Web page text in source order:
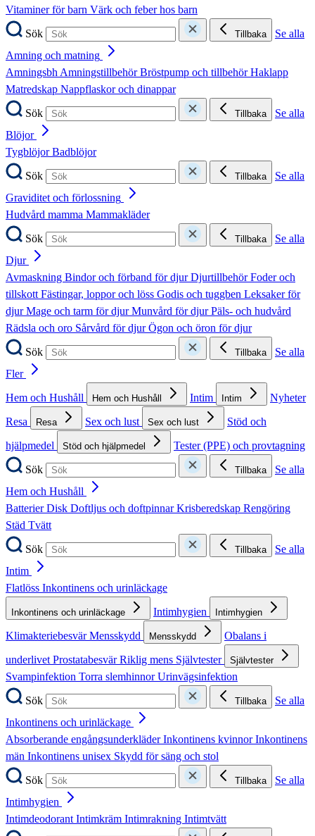
Vitaminer för barn Värk och feber hos barn
Sök
Tillbaka
Se alla
Amning och matning
AmningsbhAmningstillbehörBröstpump och tillbehörHaklapp
Matredskap Nappflaskor och dinappar
Sök
Tillbaka
Se alla
Blöjor
TygblöjorBadblöjor
Sök
Tillbaka
Se alla
Graviditet och förlossning
Hudvård mamma Mammakläder
Sök
Tillbaka
Se alla
Djur
Avmaskning Bindor och förband för djurDjurtillbehörFoder och
tillskottFästingar, loppor och löss Godis och tuggben Leksaker för
djurMage och tarm för djurMunvård för djurPäls- och hudvård
Rädsla och oro Sårvård för djurÖgon och öron för djur
Sök
Tillbaka
Se alla
Fler
Hem och Hushåll
Hem och Hushåll Intim Intim
Nyheter
Resa
Resa Sex och lust Sex och lust
Stöd och
hjälpmedel
Stöd och hjälpmedel
Tester (PPE) och provtagning
Sök
Tillbaka
Se alla
Hem och Hushåll
BatterierDisk Doftljus och doftpinnarKrisberedskap Rengöring
Städ Tvätt
Sök
Tillbaka
Se alla
Intim
Flatlöss Inkontinens och urinläckage
Inkontinens och urinläckage Intimhygien Intimhygien
KlimakteriebesvärMensskydd Mensskydd
Obalans i
underlivetProstatabesvärRiklig mens Självtester Självtester
Svampinfektion Torra slemhinnorUrinvägsinfektion
Sök
Tillbaka
Se alla
Inkontinens och urinläckage
Absorberande engångsunderkläderInkontinens kvinnorInkontinens
män Inkontinens unisex Skydd för säng och stol
Sök
Tillbaka
Se alla
Intimhygien
IntimdeodorantIntimkräm Intimrakning Intimtvätt